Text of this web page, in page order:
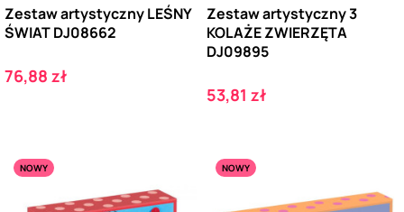
Zestaw artystyczny LEŚNY
ŚWIAT DJ08662
Cena
76,88 zł
Zestaw artystyczny 3
KOLAŻE ZWIERZĘTA
DJ09895
Cena
53,81 zł
NOWY NOWY